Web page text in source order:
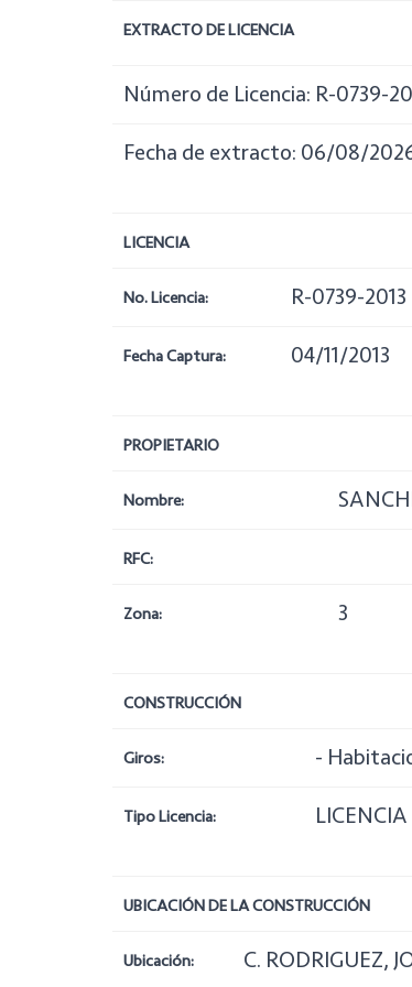
EXTRACTO DE LICENCIA
Número de Licencia: R-0739-
Fecha de extracto: 06/08/2026
LICENCIA
No. Licencia: R-0739-2013
Fecha Captura: 04/11/2013
PROPIETARIO
Nombre:
RFC:
Zona: 3
CONSTRUCCIÓN
Giros: -
Tipo Licencia:
UBICACIÓN DE LA CONSTRUCCIÓN
Ubicación: C. RODRIGUEZ,